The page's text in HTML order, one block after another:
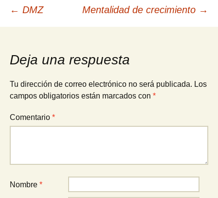
Navegación
de
entradas
← DMZ Mentalidad de crecimiento →
Deja una respuesta
Tu dirección de correo electrónico no será publicada. Los
campos obligatorios están marcados con *
Comentario *
Nombre *